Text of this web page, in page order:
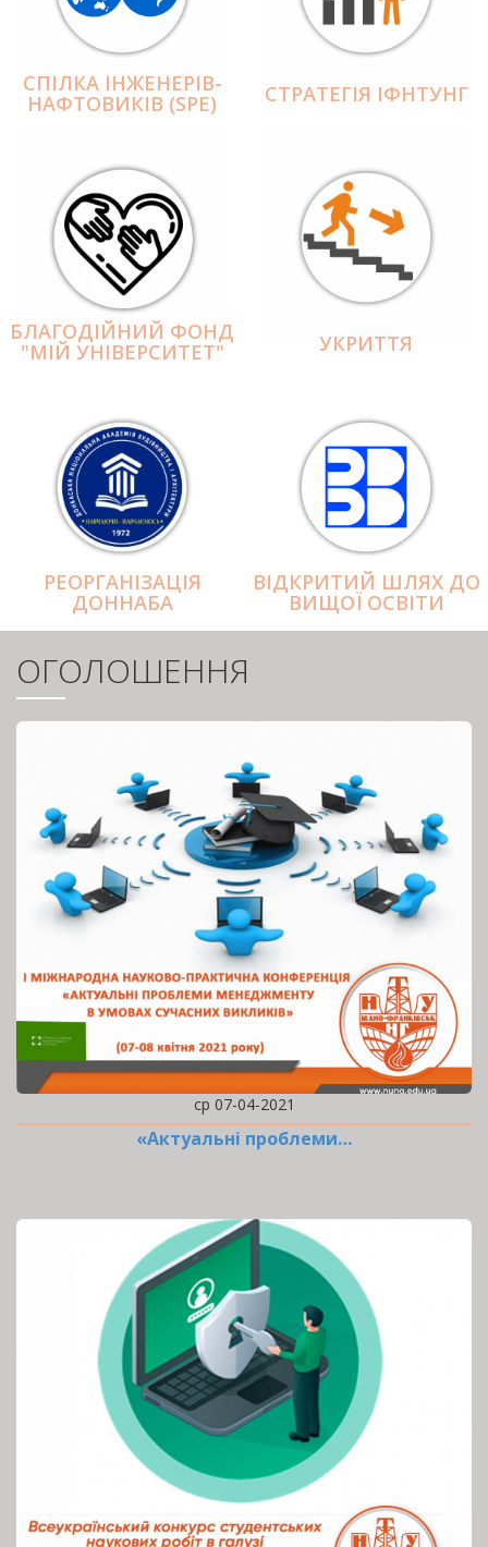
СПІЛКА ІНЖЕНЕРІВ-
НАФТОВИКІВ (SPE) СТРАТЕГІЯ ІФНТУНГ
БЛАГОДІЙНИЙ ФОНД
"МІЙ УНІВЕРСИТЕТ" УКРИТТЯ
РЕОРГАНІЗАЦІЯ
ДОННАБА
ВІДКРИТИЙ ШЛЯХ ДО
ВИЩОЇ ОСВІТИ
ОГОЛОШЕННЯ
ср 07-04-2021
«Актуальні проблеми…